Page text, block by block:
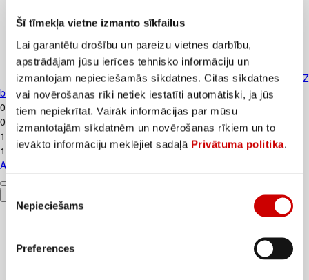
Šī tīmekļa vietne izmanto sīkfailus
Lai garantētu drošību un pareizu vietnes darbību,
apstrādājam jūsu ierīces tehnisko informāciju un
izmantojam nepieciešamās sīkdatnes. Citas sīkdatnes
vai novērošanas rīki netiek iestatīti automātiski, ja jūs
tiem nepiekrītat. Vairāk informācijas par mūsu
izmantotajām sīkdatnēm un novērošanas rīkiem un to
ievākto informāciju meklējiet sadaļā Privātuma politika.
Piekrišanas
izvēle
Nepieciešams
Preferences
Auto gaisa atsvaidzinātājs ROTZ
bubble gum
0
77€
0,77€/gab.
1
29€
1,29€/gab.
Auto gaisa atsvaidzinātājs ROTZ bubble gum